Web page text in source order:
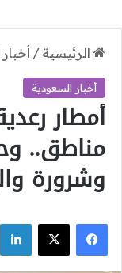
الرئيسية /
أخبار السعودية
وشرورة
فيسبوك
‫X